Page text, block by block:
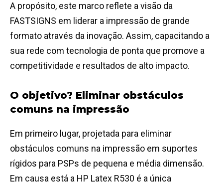
A propósito, este marco reflete a visão da
FASTSIGNS em liderar a impressão de grande
formato através da inovação. Assim, capacitando a
sua rede com tecnologia de ponta que promove a
competitividade e resultados de alto impacto.
O objetivo? Eliminar obstáculos
comuns na impressão
Em primeiro lugar, projetada para eliminar
obstáculos comuns na impressão em suportes
rígidos para PSPs de pequena e média dimensão.
Em causa está a HP Latex R530 é a única